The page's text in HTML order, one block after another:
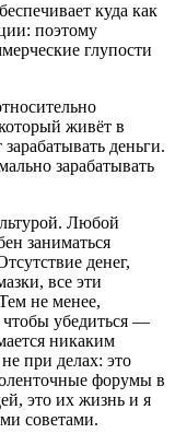
куда как
поэтому
глупости
живёт в
деньги.
зарабатывать
Любой
заниматься
денег,
все эти
не менее,
чтобы убедиться —
никаким
при делах: это
форумы в
это их жизнь и я
советами.